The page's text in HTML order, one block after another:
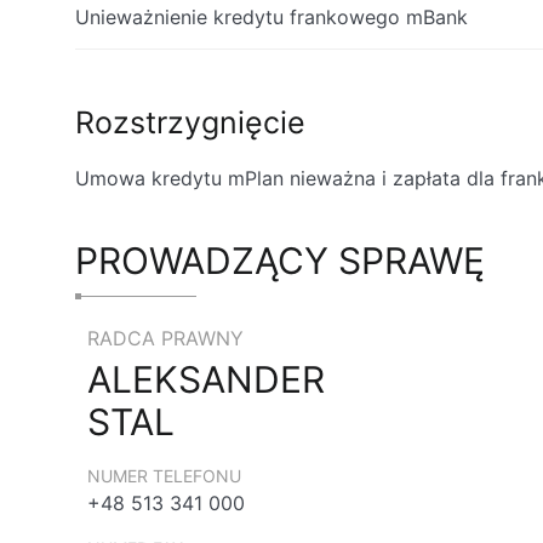
Unieważnienie kredytu frankowego mBank
Rozstrzygnięcie
Umowa kredytu mPlan nieważna i zapłata dla
PROWADZĄCY SPRAWĘ
RADCA PRAWNY
ALEKSANDER
STAL
NUMER TELEFONU
+48 513 341 000